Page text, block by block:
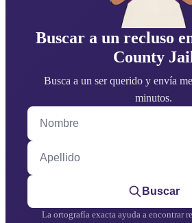
Buscar a un recluso
County
Busca a un ser querido y envía
minutos.
Nombre
Apellido
Buscar
La ortografía exacta ayuda a encontrar